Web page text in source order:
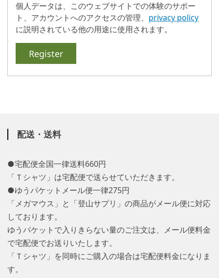
個人データは、このウェブサイトでの体験のサポー
ト、アカウントへのアクセスの管理、 privacy policy
に説明されている他の用途に使用されます。
Register
配送・送料
●宅配便全国一律送料660円
「Ｔシャツ」は宅配便で送らせていただきます。
●ゆうパケットメール便一律275円
「メガマウス」と「登山サプリ」の商品がメール便に対応
しております。
ゆうパケットで入りきらない量のご注文は、メール便料金
で宅配便でお送りいたします。
「Ｔシャツ」を同時にご購入の場合は宅配便料金になりま
す。